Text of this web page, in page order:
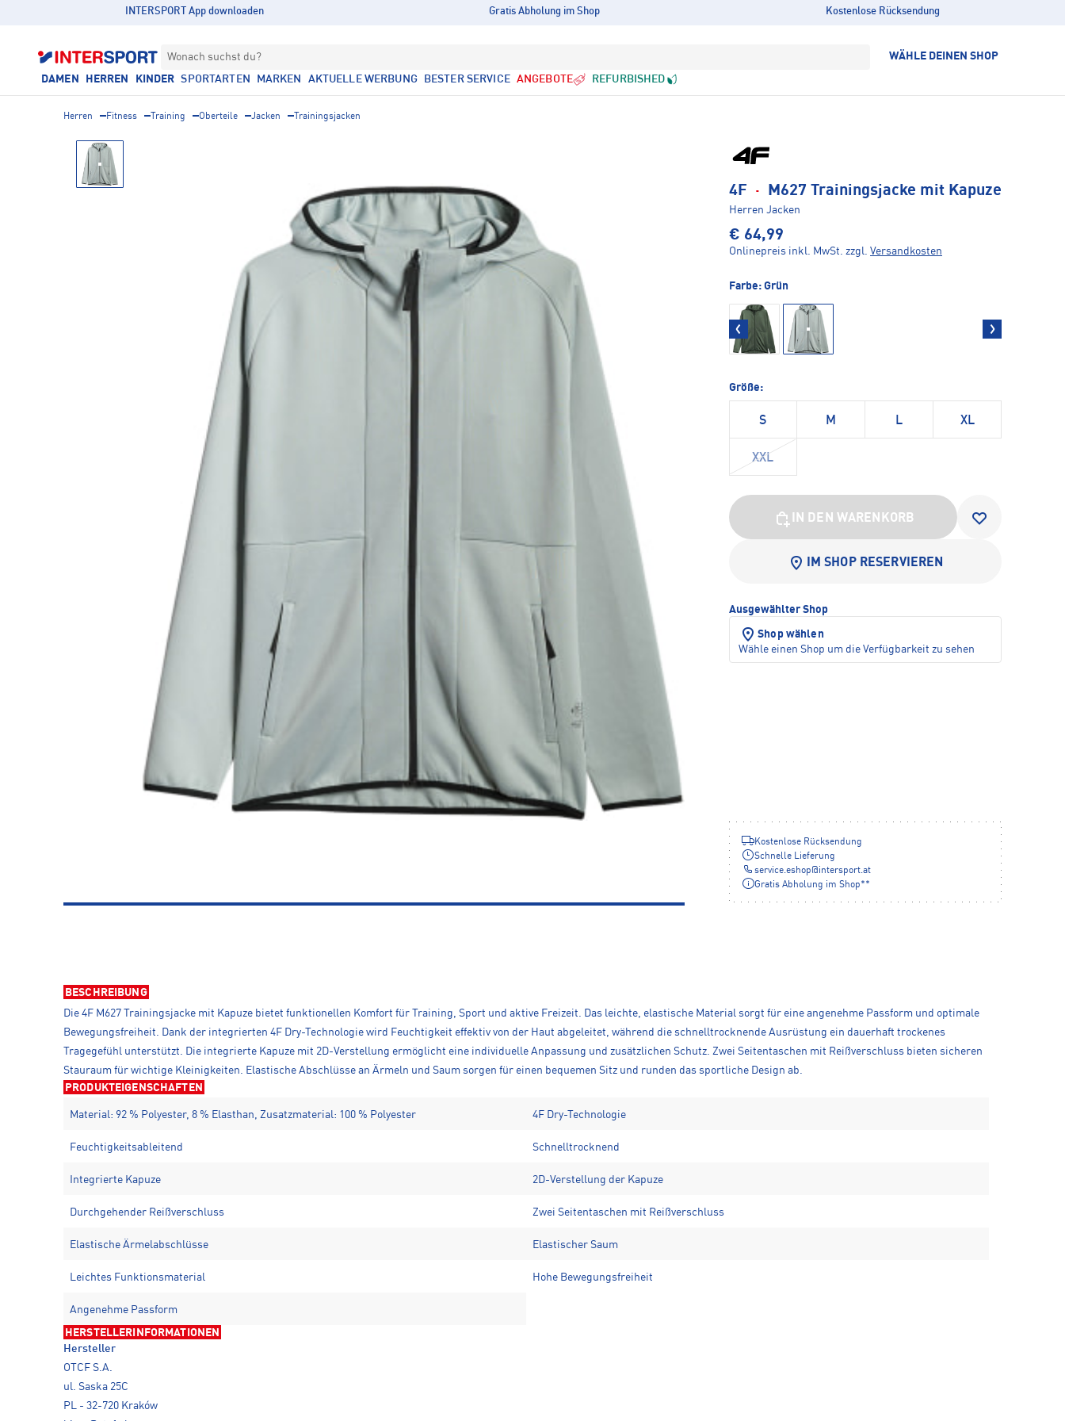
INTERSPORT App downloaden Gratis Abholung im Shop Kostenlose Rücksendung
Wonach suchst du? WÄHLE DEINEN SHOP
DAMEN HERREN KINDER SPORTARTEN MARKEN AKTUELLE WERBUNG BESTER SERVICE ANGEBOTE REFURBISHED
Herren Fitness Training Oberteile Jacken Trainingsjacken
4F · M627 Trainingsjacke mit Kapuze
Herren Jacken
€ 64,99
Onlinepreis inkl. MwSt. zzgl. Versandkosten
Farbe: Grün
Größe:
S M L XL
XXL
IN DEN WARENKORB
IM SHOP RESERVIEREN
Ausgewählter Shop
Shop wählen
Wähle einen Shop um die Verfügbarkeit zu sehen
Kostenlose Rücksendung
Schnelle Lieferung
service.eshop@intersport.at
Gratis Abholung im Shop**
BESCHREIBUNG
Die 4F M627 Trainingsjacke mit Kapuze bietet funktionellen Komfort für Training, Sport und aktive Freizeit. Das leichte, elastische Material sorgt für eine angenehme Passform und optimale
Bewegungsfreiheit. Dank der integrierten 4F Dry-Technologie wird Feuchtigkeit effektiv von der Haut abgeleitet, während die schnelltrocknende Ausrüstung ein dauerhaft trockenes
Tragegefühl unterstützt. Die integrierte Kapuze mit 2D-Verstellung ermöglicht eine individuelle Anpassung und zusätzlichen Schutz. Zwei Seitentaschen mit Reißverschluss bieten sicheren
Stauraum für wichtige Kleinigkeiten. Elastische Abschlüsse an Ärmeln und Saum sorgen für einen bequemen Sitz und runden das sportliche Design ab.
PRODUKTEIGENSCHAFTEN
Material: 92 % Polyester, 8 % Elasthan, Zusatzmaterial: 100 % Polyester 4F Dry-Technologie
Feuchtigkeitsableitend Schnelltrocknend
Integrierte Kapuze 2D-Verstellung der Kapuze
Durchgehender Reißverschluss Zwei Seitentaschen mit Reißverschluss
Elastische Ärmelabschlüsse Elastischer Saum
Leichtes Funktionsmaterial Hohe Bewegungsfreiheit
Angenehme Passform
HERSTELLERINFORMATIONEN
Hersteller
OTCF S.A.
ul. Saska 25C
PL - 32-720 Kraków